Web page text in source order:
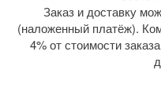
Заказ и доставку
(наложенный платёж).
4% от стоимости